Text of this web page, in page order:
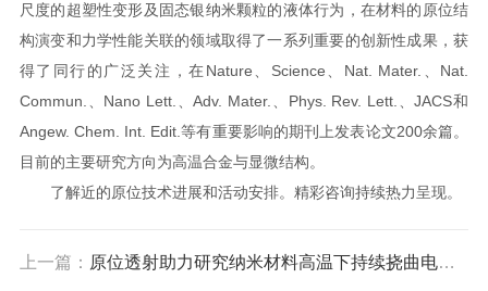
尺度的超塑性变形及固态银纳米颗粒的液体行为，在材料的原位结
构演变和力学性能关联的领域取得了一系列重要的创新性成果，获
得了同行的广泛关注，在Nature、Science、Nat. Mater.、Nat.
Commun.、Nano Lett.、Adv. Mater.、Phys. Rev. Lett.、JACS和
Angew. Chem. Int. Edit.等有重要影响的期刊上发表论文200余篇。
目前的主要研究方向为高温合金与显微结构。
了解近的原位技术进展和活动安排。精彩咨询持续热力呈现。
上一篇： 原位透射助力研究纳米材料高温下持续挠曲电效应